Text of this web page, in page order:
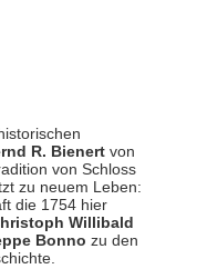
R. Bienertvon
von Schloss
zu neuem Leben:
die 1754 hier
Willibald
Bonno zu den